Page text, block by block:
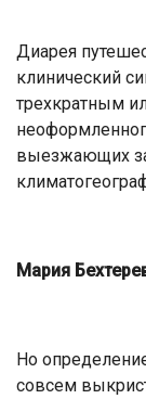
Диарея
клинический
трехкратным
выезжающих
Мария
Но
совсем